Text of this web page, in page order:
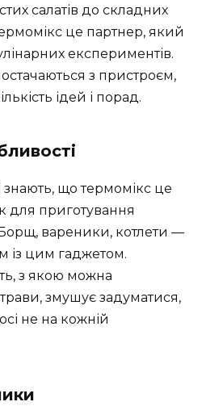
салатів до складних
це партнер, який
експериментів.
з пристроєм,
ідей і порад.
знають, що термомікс це
для приготування
вареники, котлети —
із цим гаджетом.
з якою можна
змушує задуматися,
не на кожній